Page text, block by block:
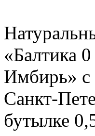
«Балтика
Имбирь» с
Санкт-
бутылке